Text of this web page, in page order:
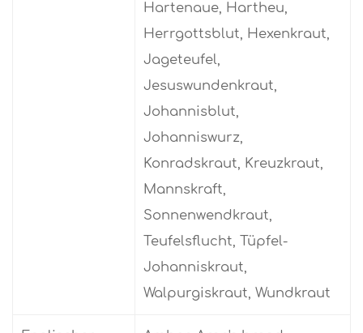
Hartenaue, Hartheu,
Herrgottsblut, Hexenkraut,
Jageteufel,
Jesuswundenkraut,
Johannisblut,
Johanniswurz,
Konradskraut, Kreuzkraut,
Mannskraft,
Sonnenwendkraut,
Teufelsflucht, Tüpfel-
Johanniskraut,
Walpurgiskraut, Wundkraut